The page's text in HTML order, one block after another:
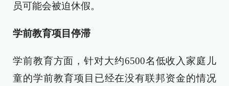
员可能会被迫休假。
学前教育项目停滞
学前教育方面，针对大约6500名低收入家庭儿
童的学前教育项目已经在没有联邦资金的情况